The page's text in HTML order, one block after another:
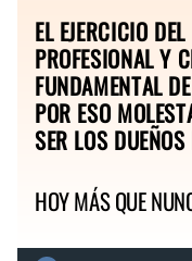
EL EJERCICIO
PROFESIONAL Y
FUNDAMENTAL
POR ESO
SER LOS
HOY MÁS QUE